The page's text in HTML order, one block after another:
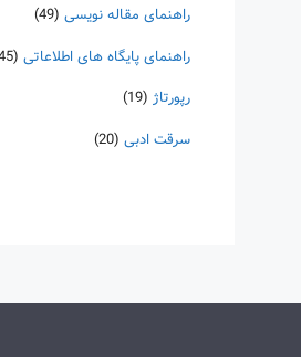
راهنمای مقاله نویسی (49)
راهنمای پایگاه های اطلاعاتی (145)
رپورتاژ (19)
سرقت ادبی (20)